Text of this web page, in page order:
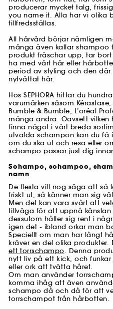
producerar mycket talg,
you name it. Alla har vi olika
tillfredsställas.
All hårvård börjar nämligen
många även kallar shampoo
produkt fräschar upp, tar
ha med vårt hår eller
period av styling och den
nytvättat hår.
Hos SEPHORA hittar du
varumärken såsom
Bumble & Bumble, L’oréal
många andra. Oavsett vilken
finna något i vårt breda
utvalda schampon kan du få
om du ska ut och resa eller
schampo passar just dig
Schampo, schampoo,
namn
De flesta vill nog säga att så
friskt ut, så känner man sig
Men det kan vara svårt att
tillväga för att uppnå känslan
dessutom håller sig rent i
igen det - ibland orkar man
Speciellt om man har långt
kräver en del olika produkter.
ett torrschampo. Denna
nytt liv på ett kick, och
eller ork att tvätta håret.
Om man använder
komma ihåg att även
schampo då och då för att
torrschampot från hårbotten.